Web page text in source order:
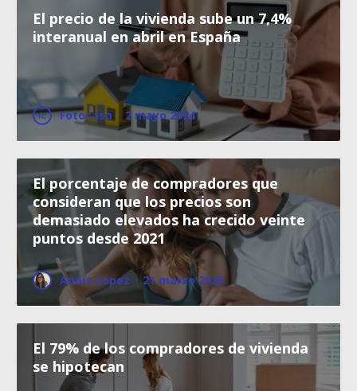
El precio de la vivienda sube un 7,4%
interanual en abril en España
Fotocasa · 2 mayo 2024
El porcentaje de compradores que
consideran que los precios son
demasiado elevados ha crecido veinte
puntos desde 2021
Anaïs López · 21 marzo 2025
El 79% de los compradores de vivienda
se hipotecan